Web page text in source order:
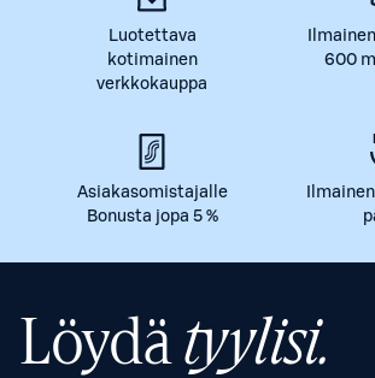
Luotettava
kotimainen
verkkokauppa
600
Asiakasomistajalle
Bonusta jopa 5 %
Löydätyylisi.